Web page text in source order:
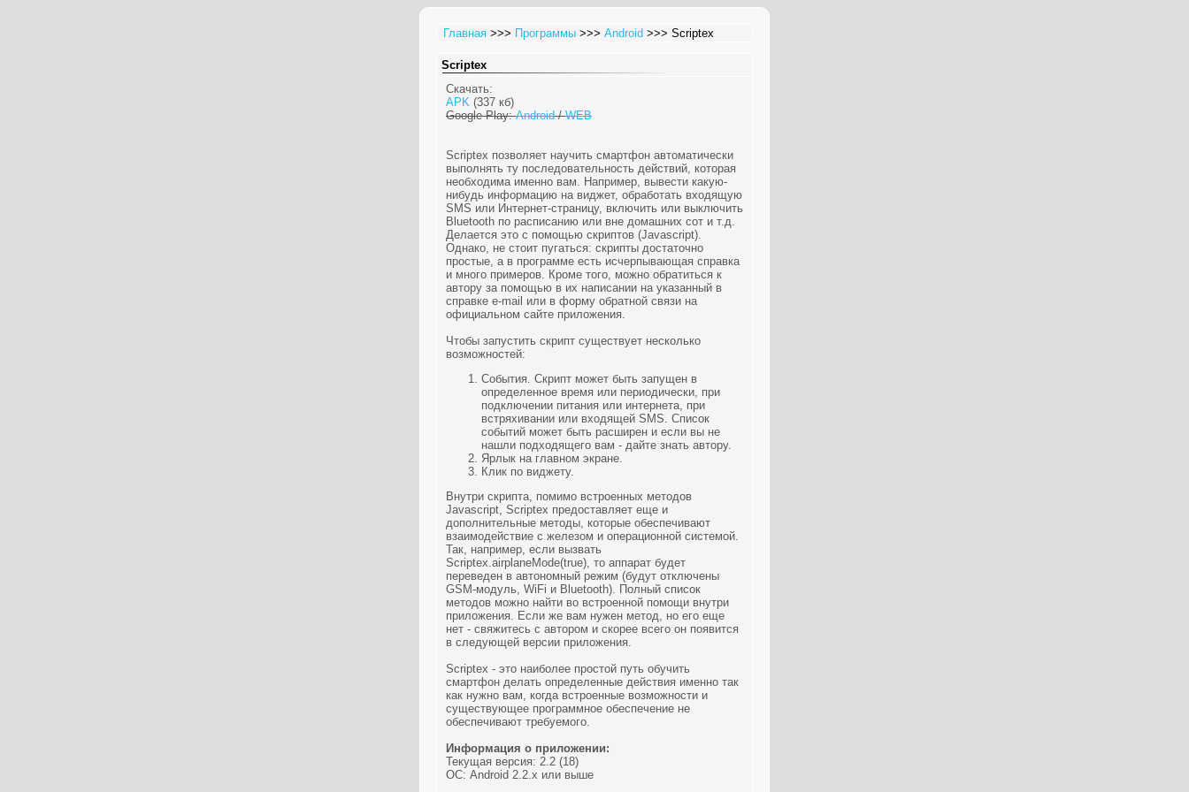
Главная >>> Программы >>> Android >>> Scriptex
Scriptex
Скачать:
APK (337 кб)
Google Play:Android/WEB
Scriptex позволяет научить смартфон автоматически
выполнять ту последовательность действий, которая
необходима именно вам. Например, вывести какую-
нибудь информацию на виджет, обработать входящую
SMS или Интернет-страницу, включить или выключить
Bluetooth по расписанию или вне домашних сот и т.д.
Делается это с помощью скриптов (Javascript).
Однако, не стоит пугаться: скрипты достаточно
простые, а в программе есть исчерпывающая справка
и много примеров. Кроме того, можно обратиться к
автору за помощью в их написании на указанный в
справке e-mail или в форму обратной связи на
официальном сайте приложения.
Чтобы запустить скрипт существует несколько
возможностей:
События. Скрипт может быть запущен в
определенное время или периодически, при
подключении питания или интернета, при
встряхивании или входящей SMS. Список
событий может быть расширен и если вы не
нашли подходящего вам - дайте знать автору.
Ярлык на главном экране.
Клик по виджету.
Внутри скрипта, помимо встроенных методов
Javascript, Scriptex предоставляет еще и
дополнительные методы, которые обеспечивают
взаимодействие с железом и операционной системой.
Так, например, если вызвать
Scriptex.airplaneMode(true), то аппарат будет
переведен в автономный режим (будут отключены
GSM-модуль, WiFi и Bluetooth). Полный список
методов можно найти во встроенной помощи внутри
приложения. Если же вам нужен метод, но его еще
нет - свяжитесь с автором и скорее всего он появится
в следующей версии приложения.
Scriptex - это наиболее простой путь обучить
смартфон делать определенные действия именно так
как нужно вам, когда встроенные возможности и
существующее программное обеспечение не
обеспечивают требуемого.
Информация о приложении:
Текущая версия: 2.2 (18)
ОС: Android 2.2.x или выше